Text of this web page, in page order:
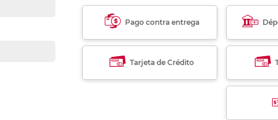
Pago contra entrega
Tarjeta de Crédito